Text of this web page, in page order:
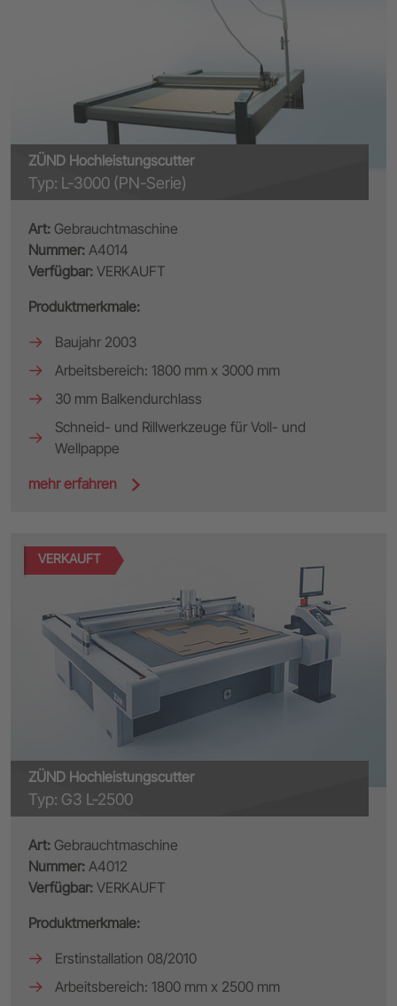
ZÜND Hochleistungscutter
Typ: L-3000 (PN-Serie)
Art: Gebrauchtmaschine
Nummer: A4014
Verfügbar: VERKAUFT
Produktmerkmale:
Baujahr 2003
Arbeitsbereich: 1800 mm x 3000 mm
30 mm Balkendurchlass
Schneid- und Rillwerkzeuge für Voll- und
Wellpappe
mehr erfahren
VERKAUFT
ZÜND Hochleistungscutter
Typ: G3 L-2500
Art: Gebrauchtmaschine
Nummer: A4012
Verfügbar: VERKAUFT
Produktmerkmale:
Erstinstallation 08/2010
Arbeitsbereich: 1800 mm x 2500 mm